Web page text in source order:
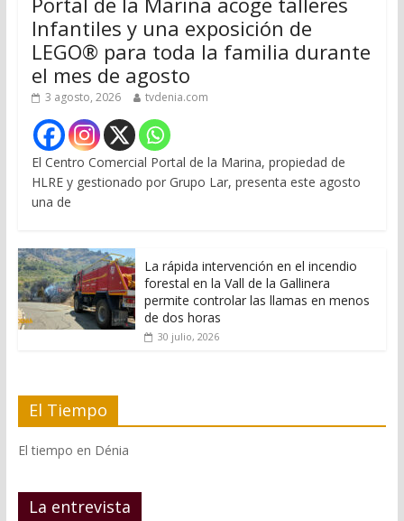
Infantiles y una exposición de
LEGO® para toda la familia durante
el mes de agosto
3 agosto, 2026 tvdenia.com
El Centro Comercial Portal de la Marina, propiedad de
HLRE y gestionado por Grupo Lar, presenta este agosto
una de
La rápida intervención en el incendio
forestal en la Vall de la Gallinera
permite controlar las llamas en menos
de dos horas
30 julio, 2026
El Tiempo
El tiempo en Dénia
La entrevista